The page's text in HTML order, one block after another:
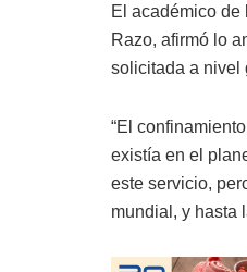
El académico
Razo, afirmó lo
solicitada a nivel
“El
existía en el
este servicio,
mundial, y hasta